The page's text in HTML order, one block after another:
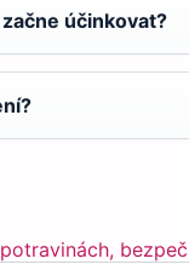
účinkovat?